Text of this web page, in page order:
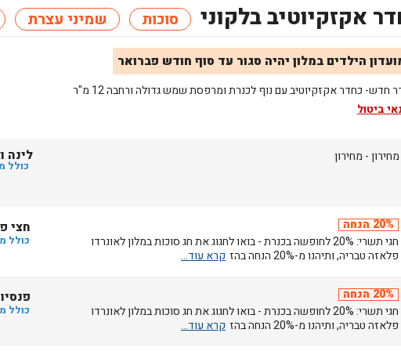
אקזקיוטיב בלקוני סוכות שמיני עצרת
הילדים במלון יהיה סגור עד סוף חודש פברואר
חדש- כחדר אקזקיוטיב עם נוף לכנרת ומרפסת שמש גדולה ורחבה 12 מ"ר
ביטול
מחירון- מחירון לינה
כולל
20% הנחה
חגי תשרי: 20% לחופשה בכנרת - בואו לחגוג את חג סוכות במלון לאונרדו
פלאזה טבריה, ותיהנו מ-20% הנחה בהז
חצי
כולל
20% הנחה
חגי תשרי: 20% לחופשה בכנרת - בואו לחגוג את חג סוכות במלון לאונרדו
פלאזה טבריה, ותיהנו מ-20% הנחה בהז
כולל